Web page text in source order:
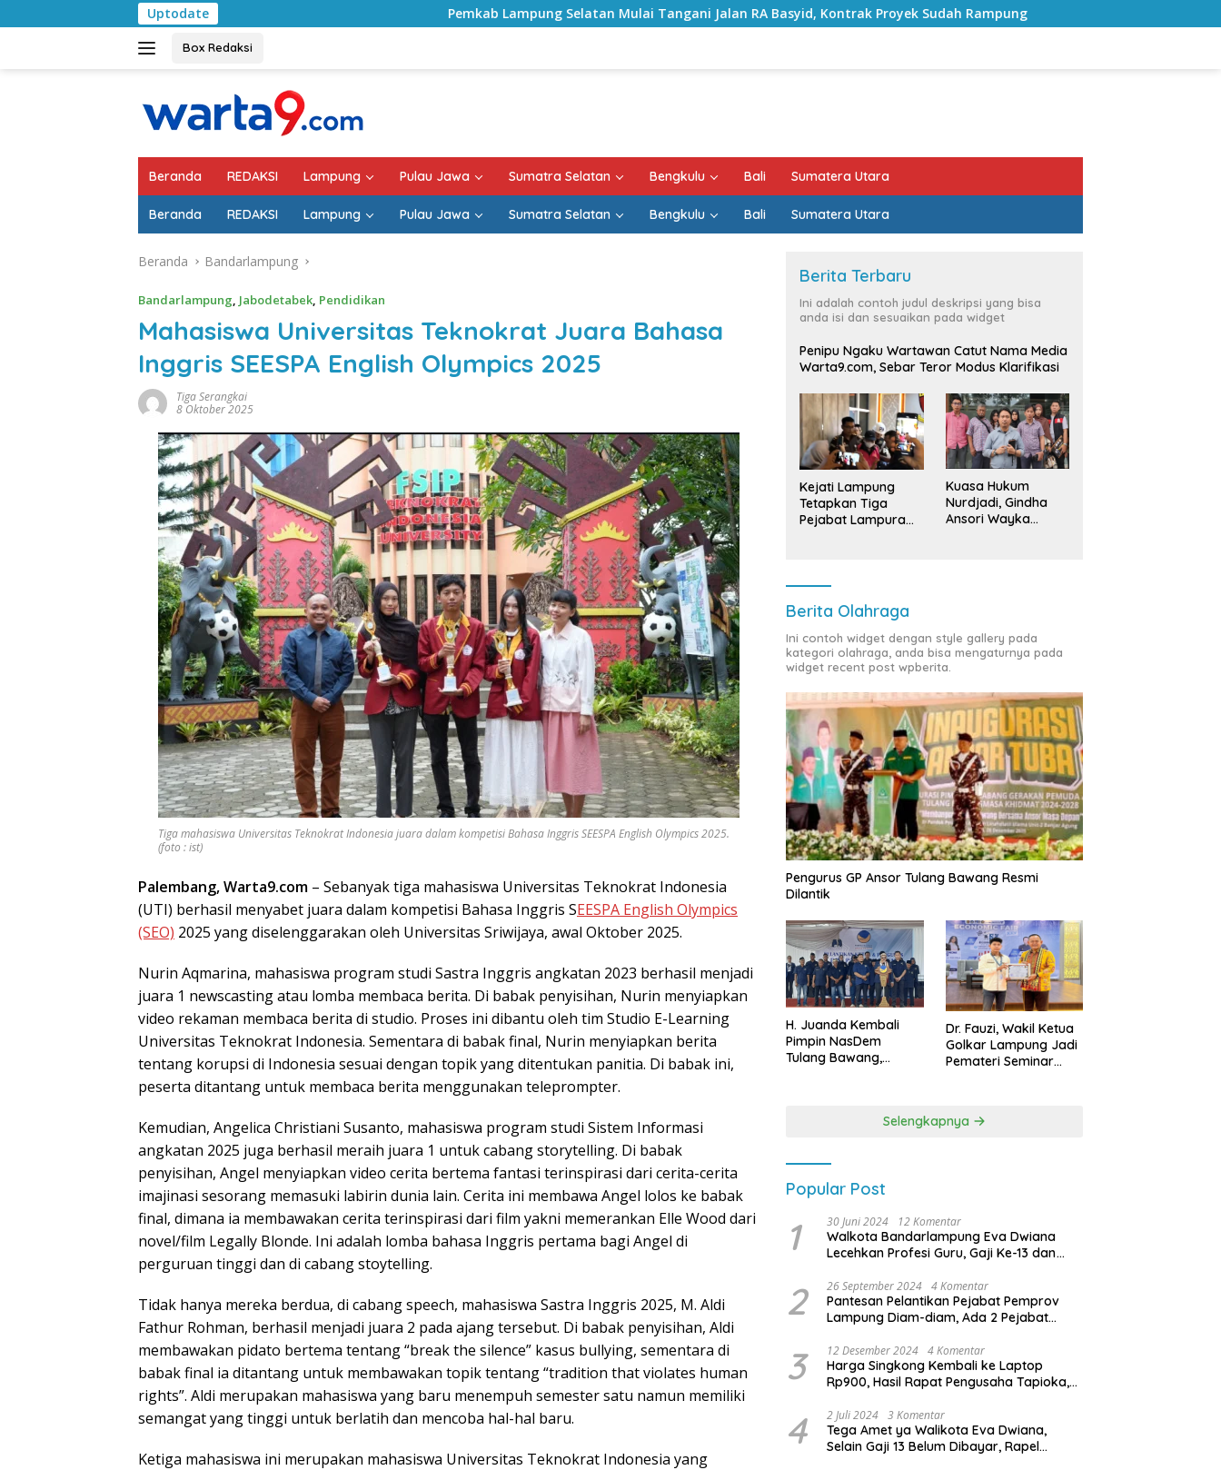
ke
Uptodate Pemkab Lampung Selatan Mulai Tangani Jalan RA Basyid, Kontrak Proyek Sudah Rampung Bulan Kemerdekaan, Bupati Lampung
Box Redaksi
Beranda REDAKSI Lampung Pulau Jawa Sumatra Selatan Bengkulu Bali Sumatera Utara
Beranda REDAKSI Lampung Pulau Jawa Sumatra Selatan Bengkulu Bali Sumatera Utara
Beranda Bandarlampung
Bandarlampung, Jabodetabek, Pendidikan
Mahasiswa Universitas Teknokrat Juara Bahasa
Inggris SEESPA English Olympics 2025
Tiga Serangkai
8 Oktober 2025
Tiga mahasiswa Universitas Teknokrat Indonesia juara dalam kompetisi Bahasa Inggris SEESPA English Olympics 2025.
(foto : ist)
Palembang, Warta9.com – Sebanyak tiga mahasiswa Universitas Teknokrat Indonesia
(UTI) berhasil menyabet juara dalam kompetisi Bahasa Inggris SEESPA English Olympics
(SEO) 2025 yang diselenggarakan oleh Universitas Sriwijaya, awal Oktober 2025.
Nurin Aqmarina, mahasiswa program studi Sastra Inggris angkatan 2023 berhasil menjadi
juara 1 newscasting atau lomba membaca berita. Di babak penyisihan, Nurin menyiapkan
video rekaman membaca berita di studio. Proses ini dibantu oleh tim Studio E-Learning
Universitas Teknokrat Indonesia. Sementara di babak final, Nurin menyiapkan berita
tentang korupsi di Indonesia sesuai dengan topik yang ditentukan panitia. Di babak ini,
peserta ditantang untuk membaca berita menggunakan teleprompter.
Kemudian, Angelica Christiani Susanto, mahasiswa program studi Sistem Informasi
angkatan 2025 juga berhasil meraih juara 1 untuk cabang storytelling. Di babak
penyisihan, Angel menyiapkan video cerita bertema fantasi terinspirasi dari cerita-cerita
imajinasi sesorang memasuki labirin dunia lain. Cerita ini membawa Angel lolos ke babak
final, dimana ia membawakan cerita terinspirasi dari film yakni memerankan Elle Wood dari
novel/film Legally Blonde. Ini adalah lomba bahasa Inggris pertama bagi Angel di
perguruan tinggi dan di cabang stoytelling.
Tidak hanya mereka berdua, di cabang speech, mahasiswa Sastra Inggris 2025, M. Aldi
Fathur Rohman, berhasil menjadi juara 2 pada ajang tersebut. Di babak penyisihan, Aldi
membawakan pidato bertema tentang “break the silence” kasus bullying, sementara di
babak final ia ditantang untuk membawakan topik tentang “tradition that violates human
rights”. Aldi merupakan mahasiswa yang baru menempuh semester satu namun memiliki
semangat yang tinggi untuk berlatih dan mencoba hal-hal baru.
Ketiga mahasiswa ini merupakan mahasiswa Universitas Teknokrat Indonesia yang
Berita Terbaru
Ini adalah contoh judul deskripsi yang bisa
anda isi dan sesuaikan pada widget
Penipu Ngaku Wartawan Catut Nama Media
Warta9.com, Sebar Teror Modus Klarifikasi
Kejati Lampung
Tetapkan Tiga
Pejabat Lampura
Kuasa Hukum
Nurdjadi, Gindha
Ansori Wayka
Berita Olahraga
Ini contoh widget dengan style gallery pada
kategori olahraga, anda bisa mengaturnya pada
widget recent post wpberita.
Pengurus GP Ansor Tulang Bawang Resmi
Dilantik
H. Juanda Kembali
Pimpin NasDem
Tulang Bawang,
Dr. Fauzi, Wakil Ketua
Golkar Lampung Jadi
Pemateri Seminar
Kebangsaan
Selengkapnya
Popular Post
1 30 Juni 2024 12 Komentar
Walkota Bandarlampung Eva Dwiana
Lecehkan Profesi Guru, Gaji Ke-13 dan
2 26 September 2024 4 Komentar
Pantesan Pelantikan Pejabat Pemprov
Lampung Diam-diam, Ada 2 Pejabat
3 12 Desember 2024 4 Komentar
Harga Singkong Kembali ke Laptop
Rp900, Hasil Rapat Pengusaha Tapioka,
Lampung
4 2 Juli 2024 3 Komentar
Tega Amet ya Walikota Eva Dwiana,
Selain Gaji 13 Belum Dibayar, Rapel